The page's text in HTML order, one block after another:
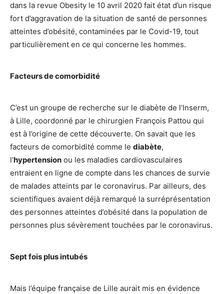
dans la revue Obesity le 10 avril 2020 fait état d’un risque
fort d’aggravation de la situation de santé de personnes
atteintes d’obésité, contaminées par le Covid-19, tout
particulièrement en ce qui concerne les hommes.
Facteurs de comorbidité
C’est un groupe de recherche sur le diabète de l’Inserm,
à Lille, coordonné par le chirurgien François Pattou qui
est à l’origine de cette découverte. On savait que les
facteurs de comorbidité comme le diabète,
l’hypertension ou les maladies cardiovasculaires
entraient en ligne de compte dans les chances de survie
de malades atteints par le coronavirus. Par ailleurs, des
scientifiques avaient déjà remarqué la surréprésentation
des personnes atteintes d’obésité dans la population de
personnes plus sévèrement touchées par le coronavirus.
Sept fois plus intubés
Mais l’équipe française de Lille aurait mis en évidence